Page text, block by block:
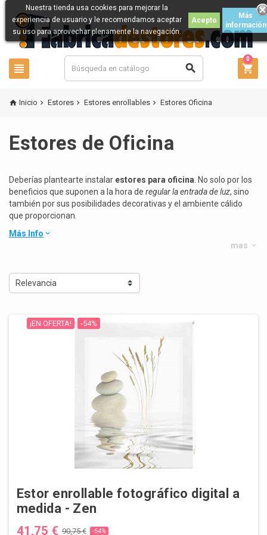
  
0
Nuestra tienda usa cookies para mejorar la
experiencia de usuario y le recomendamos aceptar
su uso para aprovechar plenamente la navegación.
Acepto
Más
información
 Inicio  Estores  Estores enrollables  Estores Oficina
Estores de Oficina
Deberías plantearte instalar estores para oficina . No solo por los
beneficios que suponen a la hora de regular la entrada de luz, sino
también por sus posibilidades decorativas y el ambiente cálido
que proporcionan.
Más Info keyboard_arrow_down
mas keyboard_arrow_down
Relevancia
¡EN OFERTA! -54%
Estor enrollable fotográfico digital a
medida - Zen
41,75 € 90,75 € -54%